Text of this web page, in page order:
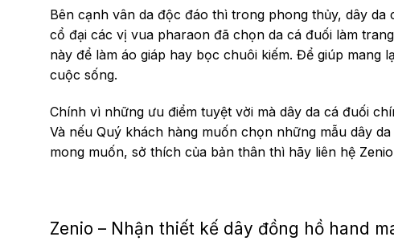
Bên cạnh vân da độc đáo thì trong phong thủy, dây
cổ đại các vị vua pharaon đã chọn da cá đuối làm
này để làm áo giáp hay bọc chuôi kiếm. Để giúp mang
cuộc sống.
Chính vì những ưu điểm tuyệt vời mà dây da cá đuối
Và nếu Quý khách hàng muốn chọn những mẫu dây
mong muốn, sở thích của bản thân thì hãy liên hệ
Zenio – Nhận thiết kế dây đồng hồ hand